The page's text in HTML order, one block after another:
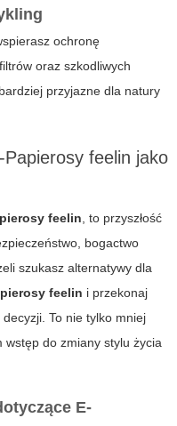
ochronę
oraz szkodliwych
przyjazne dla natury
Papierosy feelin jako
feelin, to przyszłość
bogactwo
szukasz alternatywy dla
feelin i przekonaj
To nie tylko mniej
wstęp do zmiany stylu życia
E-